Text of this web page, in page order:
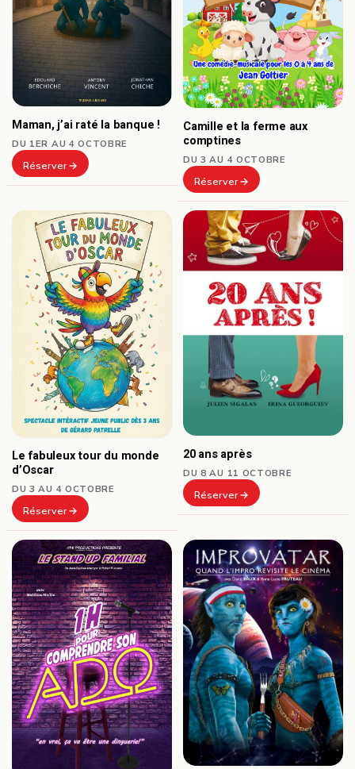
Maman, j’ai raté la banque !
DU 1ER AU 4 OCTOBRE
Réserver
Camille et la ferme aux
comptines
DU 3 AU 4 OCTOBRE
Réserver
Le fabuleux tour du monde
d’Oscar
DU 3 AU 4 OCTOBRE
Réserver
20 ans après
DU 8 AU 11 OCTOBRE
Réserver